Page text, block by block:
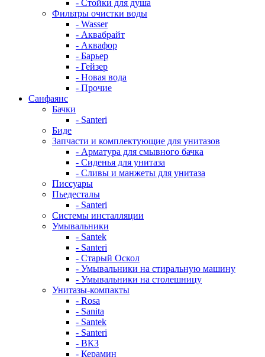
- Стойки для душа
Фильтры очистки воды
- Wasser
- Аквабрайт
- Аквафор
- Барьер
- Гейзер
- Новая вода
- Прочие
Санфаянс
Бачки
- Santeri
Биде
Запчасти и комплектующие для унитазов
- Арматура для смывного бачка
- Сиденья для унитаза
- Сливы и манжеты для унитаза
Писсуары
Пьедесталы
- Santeri
Системы инсталляции
Умывальники
- Santek
- Santeri
- Старый Оскол
- Умывальники на стиральную машину
- Умывальники на столешницу
Унитазы-компакты
- Rosa
- Sanita
- Santek
- Santeri
- ВКЗ
- Керамин